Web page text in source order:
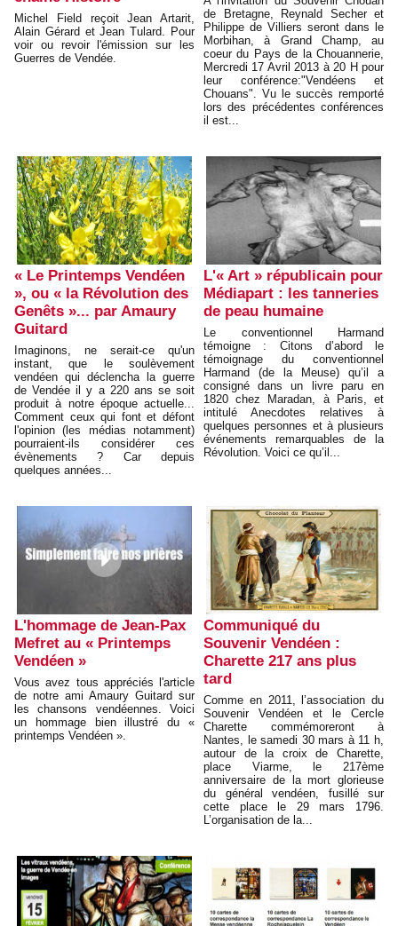
Michel Field reçoit Jean Artarit,
Alain Gérard et Jean Tulard. Pour
voir ou revoir l'émission sur les
Guerres de Vendée.
de Bretagne, Reynald Secher et
Philippe de Villiers seront dans le
Morbihan, à Grand Champ, au
coeur du Pays de la Chouannerie,
Mercredi 17 Avril 2013 à 20 H pour
leur conférence:"Vendéens et
Chouans". Vu le succès remporté
lors des précédentes conférences
il est...
« Le Printemps Vendéen
», ou « la Révolution des
Genêts »... par Amaury
Guitard
Imaginons, ne serait-ce qu'un
instant, que le soulèvement
vendéen qui déclencha la guerre
de Vendée il y a 220 ans se soit
produit à notre époque actuelle...
Comment ceux qui font et défont
l'opinion (les médias notamment)
pourraient-ils considérer ces
évènements ? Car depuis
quelques années...
L'« Art » républicain pour
Médiapart : les tanneries
de peau humaine
Le conventionnel Harmand
témoigne : Citons d’abord le
témoignage du conventionnel
Harmand (de la Meuse) qu’il a
consigné dans un livre paru en
1820 chez Maradan, à Paris, et
intitulé Anecdotes relatives à
quelques personnes et à plusieurs
événements remarquables de la
Révolution. Voici ce qu’il...
L'hommage de Jean-Pax
Mefret au « Printemps
Vendéen »
Vous avez tous appréciés l'article
de notre ami Amaury Guitard sur
les chansons vendéennes. Voici
un hommage bien illustré du «
printemps Vendéen ».
Communiqué du
Souvenir Vendéen :
Charette 217 ans plus
tard
Comme en 2011, l’association du
Souvenir Vendéen et le Cercle
Charette commémoreront à
Nantes, le samedi 30 mars à 11 h,
autour de la croix de Charette,
place Viarme, le 217ème
anniversaire de la mort glorieuse
du général vendéen, fusillé sur
cette place le 29 mars 1796.
L’organisation de la...